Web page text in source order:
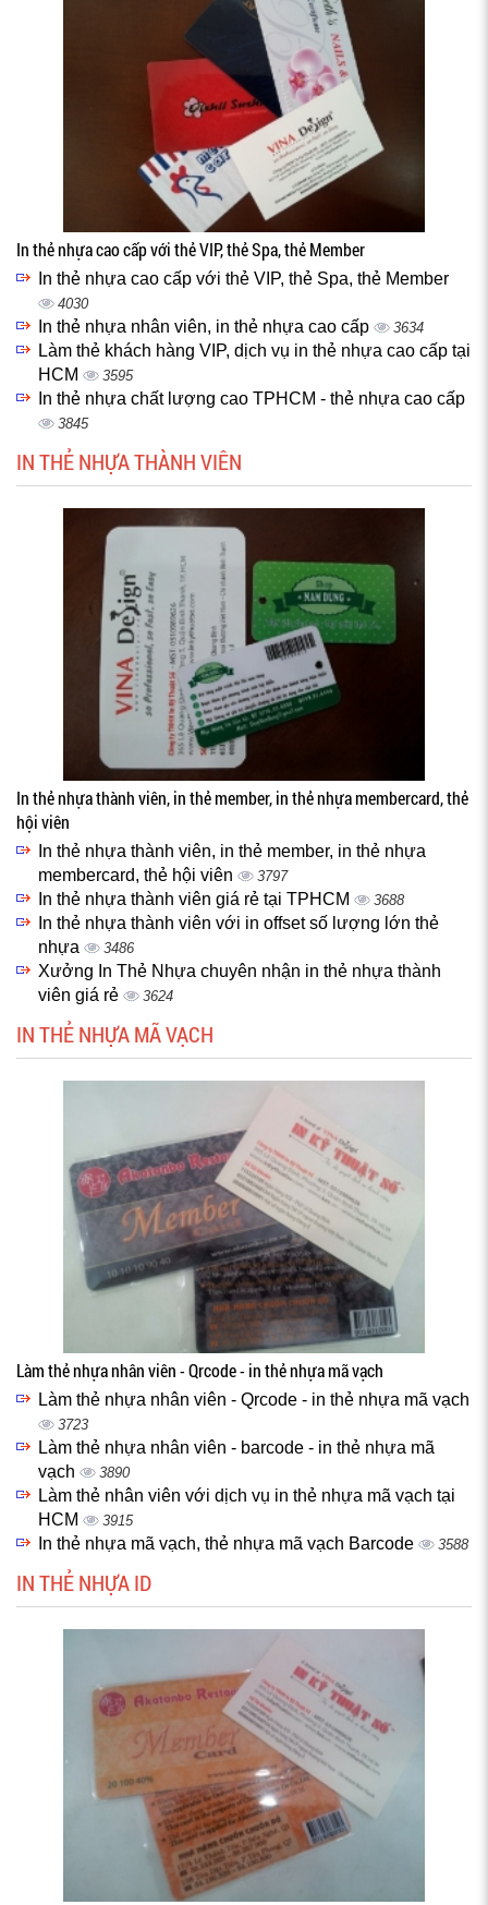
In thẻ nhựa cao cấp với thẻ VIP, thẻ Spa, thẻ Member
In thẻ nhựa cao cấp với thẻ VIP, thẻ Spa, thẻ Member
4030
In thẻ nhựa nhân viên, in thẻ nhựa cao cấp 3634
Làm thẻ khách hàng VIP, dịch vụ in thẻ nhựa cao cấp tại
HCM
3595
In thẻ nhựa chất lượng cao TPHCM - thẻ nhựa cao cấp
3845
IN THẺ NHỰA THÀNH VIÊN
In thẻ nhựa thành viên, in thẻ member, in thẻ nhựa membercard, thẻ
hội viên
In thẻ nhựa thành viên, in thẻ member, in thẻ nhựa
membercard, thẻ hội viên
3797
In thẻ nhựa thành viên giá rẻ tại TPHCM 3688
In thẻ nhựa thành viên với in offset số lượng lớn thẻ
nhựa
3486
Xưởng In Thẻ Nhựa chuyên nhận in thẻ nhựa thành
viên giá rẻ
3624
IN THẺ NHỰA MÃ VẠCH
Làm thẻ nhựa nhân viên - Qrcode - in thẻ nhựa mã vạch
Làm thẻ nhựa nhân viên - Qrcode - in thẻ nhựa mã vạch
3723
Làm thẻ nhựa nhân viên - barcode - in thẻ nhựa mã
vạch
3890
Làm thẻ nhân viên với dịch vụ in thẻ nhựa mã vạch tại
HCM
3915
In thẻ nhựa mã vạch, thẻ nhựa mã vạch Barcode 3588
IN THẺ NHỰA ID